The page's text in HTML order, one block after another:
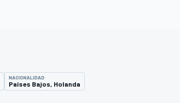
NACIONALIDAD
Países Bajos, Holanda